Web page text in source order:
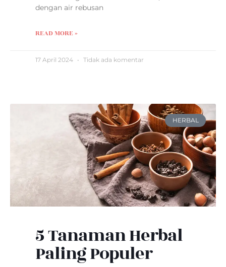
dengan air rebusan
READ MORE »
17 April 2024 Tidak ada komentar
HERBAL
5 Tanaman Herbal
Paling Populer